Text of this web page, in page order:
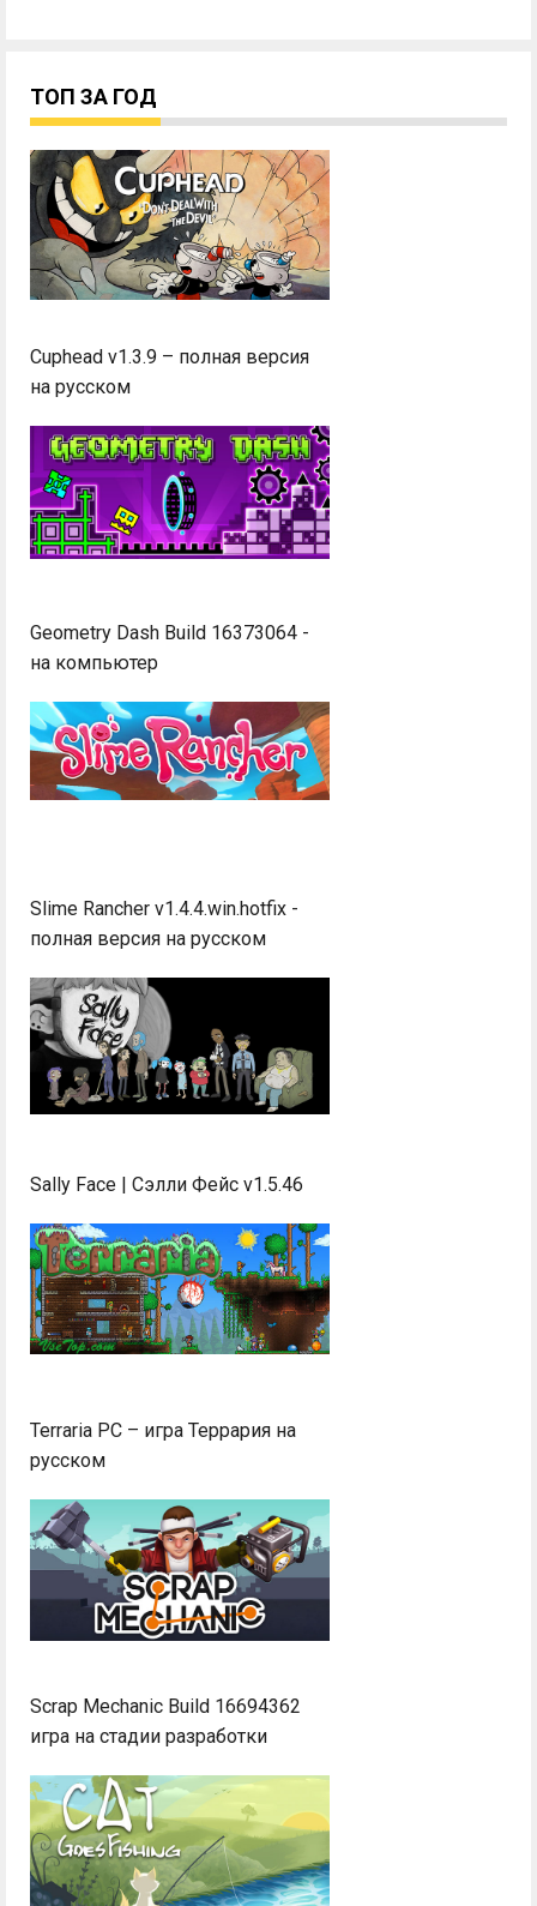
ТОП ЗА ГОД
Cuphead v1.3.9 – полная версия
на русском
Geometry Dash Build 16373064 -
на компьютер
Slime Rancher v1.4.4.win.hotfix -
полная версия на русском
Sally Face | Сэлли Фейс v1.5.46
Terraria PC – игра Террария на
русском
Scrap Mechanic Build 16694362
игра на стадии разработки